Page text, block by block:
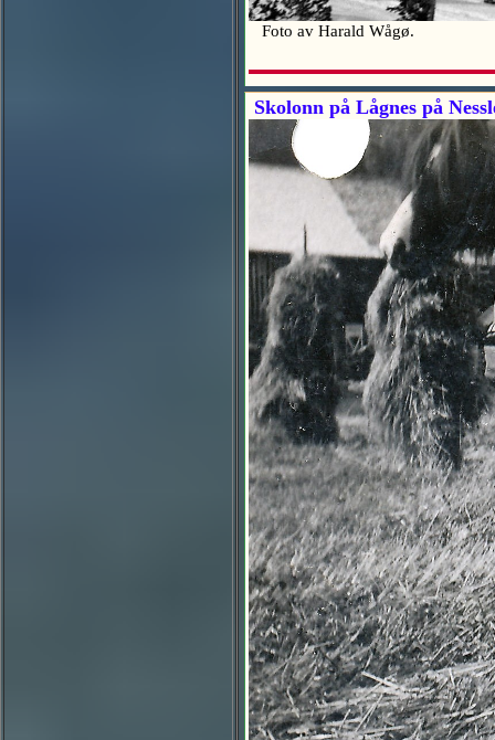
Foto av Harald Wågø.
Skolonn på Lågnes på